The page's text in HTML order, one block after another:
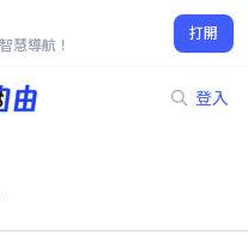
慧導航！
打開
登入